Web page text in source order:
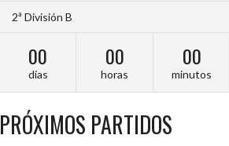
2ª División B
00
días
00
horas
00
minutos
PRÓXIMOS PARTIDOS